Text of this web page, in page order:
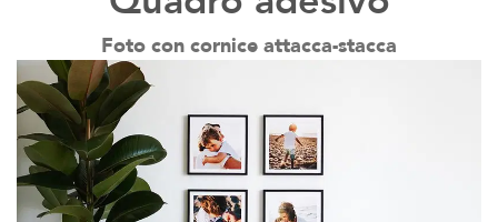
Foto con cornice attacca-stacca
Vai
alla
fine
della
galleria
di
immagini